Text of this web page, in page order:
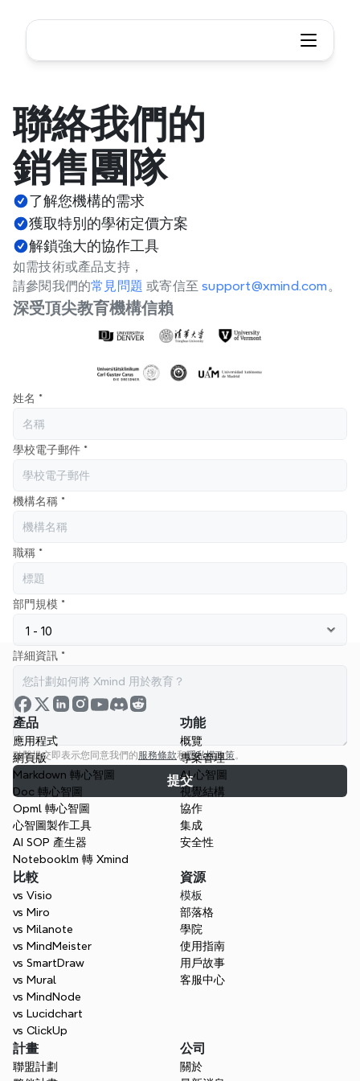
聯絡我們的
銷售團隊
了解您機構的需求
獲取特別的學術定價方案
解鎖強大的協作工具
如需技術或產品支持，
請參閱我們的常見問題 或寄信至 support@xmind.com 。
深受頂尖教育機構信賴
姓名 *
學校電子郵件 *
機構名稱 *
職稱 *
部門規模 *
詳細資訊 *
點擊提交即表示您同意我們的服務條款和隱私權政策
提交
產品
應用程式
網頁版
Markdown 轉心智圖
Doc 轉心智圖
Opml 轉心智圖
心智圖製作工具
AI SOP 產生器
Notebooklm 轉 Xmind
功能
概覽
專案管理
AI 心智圖
視覺結構
協作
集成
安全性
比較
vs Visio
vs Miro
vs Milanote
vs MindMeister
vs SmartDraw
vs Mural
vs MindNode
vs Lucidchart
vs ClickUp
資源
模板
部落格
學院
使用指南
用戶故事
客服中心
計畫
聯盟計劃
公司
關於